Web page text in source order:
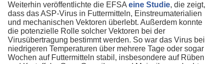
Weiterhin veröffentlichte die EFSAeine Studie, die zeigt,
dass das ASP-Virus in Futtermitteln, Einstreumaterialien
und mechanischen Vektoren überlebt. Außerdem konnte
die potenzielle Rolle solcher Vektoren bei der
Virusübertragung bestimmt werden. So war das Virus bei
niedrigeren Temperaturen über mehrere Tage oder sogar
Wochen auf Futtermitteln stabil, insbesondere auf Rüben